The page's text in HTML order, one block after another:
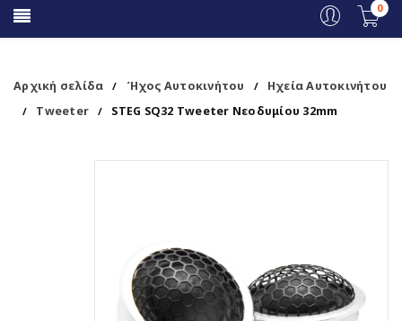
0
Αρχική σελίδα / Ήχος Αυτοκινήτου / Ηχεία Αυτοκινήτου
/ Tweeter / STEG SQ32 Tweeter Νεοδυμίου 32mm